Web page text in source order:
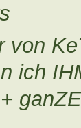
von
ich
+